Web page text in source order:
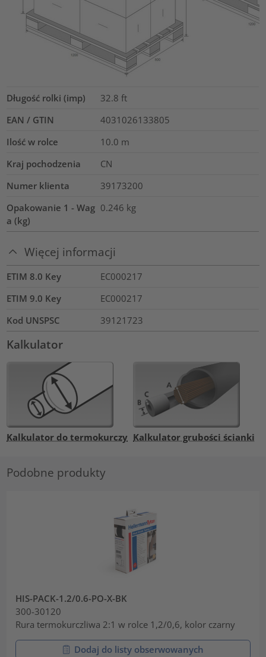
Długość rolki (imp) 32.8 ft
EAN / GTIN
4031026133805
Ilość w rolce
10.0 m
Kraj pochodzenia
CN
Numer klienta
39173200
Opakowanie 1 - Wag
a (kg)
0.246 kg
Więcej informacji
ETIM 8.0 Key
EC000217
ETIM 9.0 Key
EC000217
Kod UNSPSC
39121723
Kalkulator
Kalkulator do termokurczy Kalkulator grubości ścianki
Podobne produkty
HIS-PACK-1.2/0.6-PO-X-BK
300-30120
Rura termokurczliwa 2:1 w rolce 1,2/0,6, kolor czarny
Dodaj do listy obserwowanych